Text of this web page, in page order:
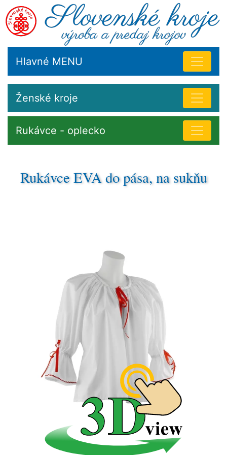
Hlavné MENU
Ženské kroje
Rukávce - oplecko
Rukávce EVA do pása, na sukňu
súčasného obdobia, je výsledkom dlhodobého vývoja.
Pôvodný odev plnil len ochrannú funkciu. V priebehu
stáročí sa menil v závislosti od charakteru
zamestnania, spôsobu života a estetického cítenia
Ľudové oblečenie bolo časom doplnené o príležitostné
odevy - sviatočné a obradové.
Od konca 17. storočia sa pri zdobení začala používať
aj výšivka. Rozvojom priemyslu a obchodu sa v 18.
storočí zvýšila dostupnosť farebných vyšivacích nití -
bavlnených, ale aj hodvábnych.
Územné členenie a ľudový kroj.
Územím Slovenska prechádza rozhranie dvoch
kultúrnych oblastí Európy - nížinnej Panónskej panvy a
horskej oblasti Karpát. Preto sa základné typy
slovenského ľudového odevu v posledných dvoch
storočiach sformovali do charakteristických celkov -
nížinnej a horskej oblasti.
Medzi oboma oblasťami neexistuje jednoznačná